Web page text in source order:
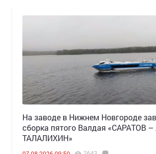
Н️а заводе в Нижнем Новгороде
сборка пятого Валдая «САРАТОВ
ТАЛАЛИХИН»